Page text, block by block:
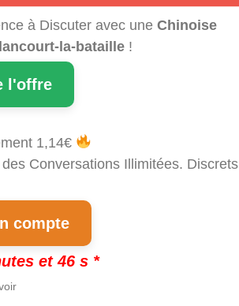
à Discuter avec une Chinoise
la-bataille !
l'offre
1,14€
Conversations Illimitées. Discrets
compte
et 46 s *